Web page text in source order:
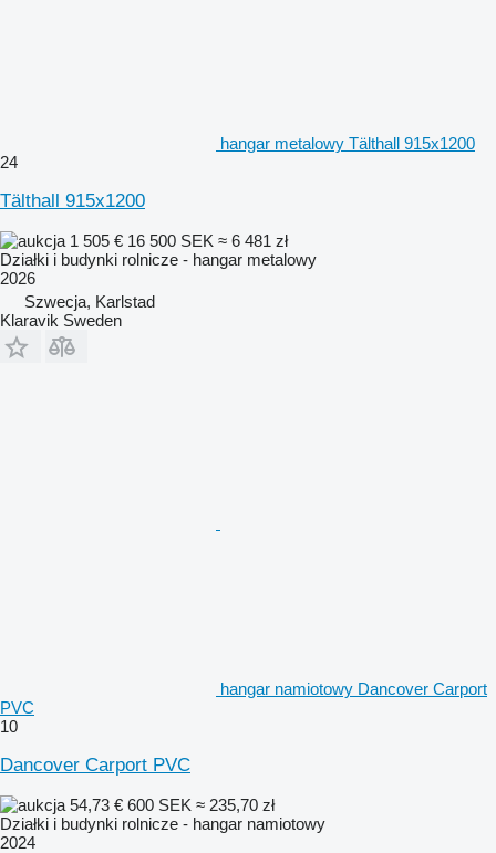
hangar metalowy Tälthall 915x1200
24
Tälthall 915x1200
1 505 € 16 500 SEK ≈ 6 481 zł
Działki i budynki rolnicze - hangar metalowy
2026
Szwecja, Karlstad
Klaravik Sweden
hangar namiotowy Dancover Carport
PVC
10
Dancover Carport PVC
54,73 € 600 SEK ≈ 235,70 zł
Działki i budynki rolnicze - hangar namiotowy
2024